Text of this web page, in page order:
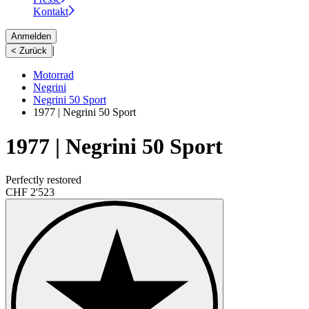
Kontakt
Anmelden
< Zurück |
Motorrad
Negrini
Negrini 50 Sport
1977 | Negrini 50 Sport
1977 | Negrini 50 Sport
Perfectly restored
CHF 2'523